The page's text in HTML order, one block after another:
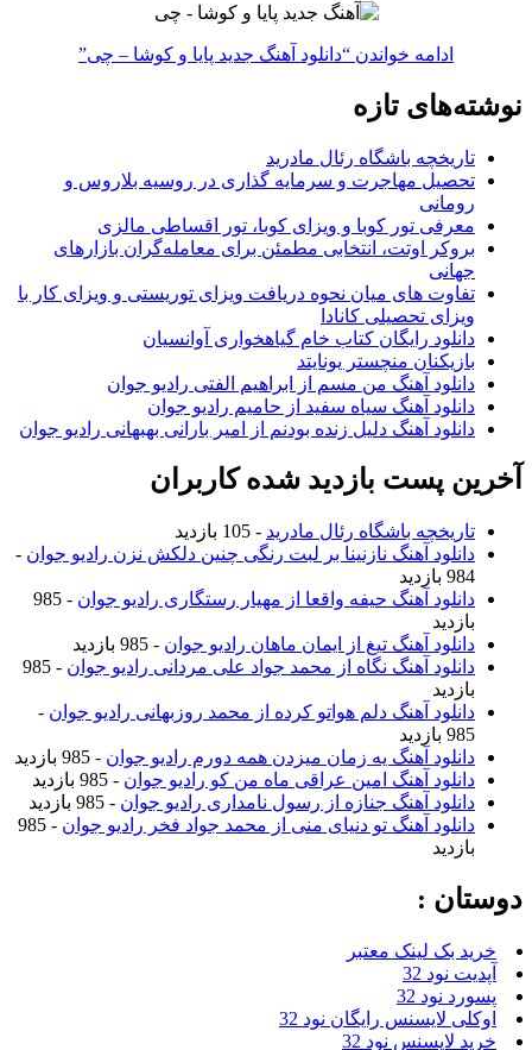
ادامه خواندن “دانلود آهنگ جدید پایا و کوشا – چی”
نوشته‌های تازه
تاریخچه باشگاه رئال مادرید
تحصیل مهاجرت و سرمایه گذاری در روسیه بلاروس و
رومانی
معرفی تور کوبا و ویزای کوبا، تور اقساطی مالزی
بروکر اوتت، انتخابی مطمئن برای معامله‌گران بازارهای
جهانی
تفاوت های میان نحوه دریافت ویزای توریستی و ویزای کار با
ویزای تحصیلی کانادا
دانلود رایگان کتاب خام گیاهخواری آوانسیان
بازیکنان منچستر یونایتد
دانلود آهنگ من مسم از ابراهیم الفتی رادیو جوان
دانلود آهنگ سیاه سفید از حامیم رادیو جوان
دانلود آهنگ دلیل زنده بودنم از امیر بارانی بهبهانی رادیو جوان
آخرین پست بازدید شده کاربران
تاریخچه باشگاه رئال مادرید - 105 بازدید
دانلود آهنگ نازنینا بر لبت رنگی چنین دلکش نزن رادیو جوان -
984 بازدید
دانلود آهنگ حیفه واقعا از مهیار رستگاری رادیو جوان
- 985
بازدید
دانلود آهنگ تیغ از ایمان ماهان رادیو جوان - 985 بازدید
دانلود آهنگ نگاه از محمد جواد علی مردانی رادیو جوان
- 985
بازدید
دانلود آهنگ دلم هواتو کرده از محمد روزبهانی رادیو جوان -
985 بازدید
دانلود آهنگ یه زمان میزدن همه دورم رادیو جوان - 985 بازدید
دانلود آهنگ امین عراقی ماه من کو رادیو جوان - 985 بازدید
دانلود آهنگ جنازه از رسول نامداری رادیو جوان - 985 بازدید
دانلود آهنگ تو دنیای منی از محمد جواد فخر رادیو جوان
- 985
بازدید
دوستان :
خرید بک لینک معتبر
آپدیت نود 32
پسورد نود 32
اوکلی لایسنس رایگان نود 32
خرید لایسنس نود 32